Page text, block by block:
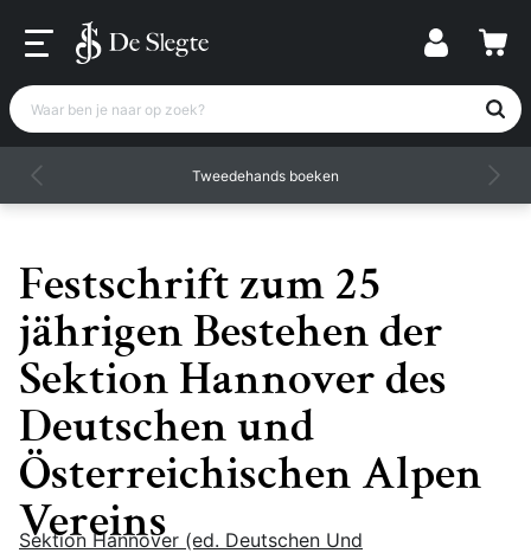
Waar ben je naar op zoek?
Tweedehands boeken
Festschrift zum 25
jährigen Bestehen der
Sektion Hannover des
Deutschen und
Österreichischen Alpen
Vereins
Sektion Hannover (ed. Deutschen Und